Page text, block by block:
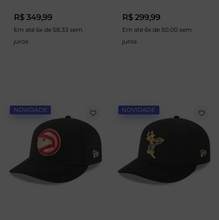
R$ 349,99
Em até 6x de 58,33 sem
juros
R$ 299,99
Em até 6x de 50,00 sem
juros
NOVIDADE NOVIDADE